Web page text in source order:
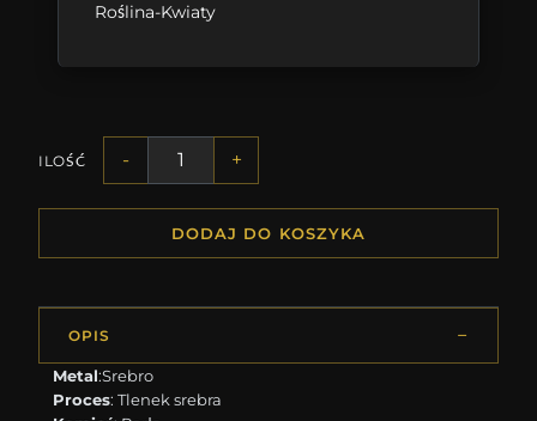
Roślina-Kwiaty
ILOŚĆ - +
DODAJ DO KOSZYKA
OPIS
Metal:Srebro
Proces: Tlenek srebra